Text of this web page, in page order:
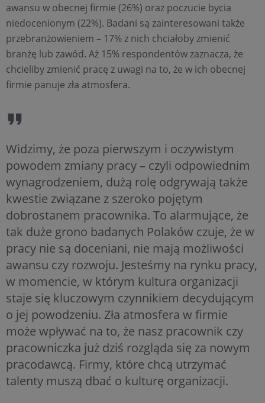
awansu w obecnej firmie (26%) oraz poczucie bycia
niedocenionym (22%). Badani są zainteresowani także
przebranżowieniem – 17% z nich chciałoby zmienić
branżę lub zawód. Aż 15% respondentów zaznacza, że
chcieliby zmienić pracę z uwagi na to, że w ich obecnej
firmie panuje zła atmosfera.
Widzimy, że poza pierwszym i oczywistym
powodem zmiany pracy – czyli odpowiednim
wynagrodzeniem, dużą rolę odgrywają także
kwestie związane z szeroko pojętym
dobrostanem pracownika. To alarmujące, że
tak duże grono badanych Polaków czuje, że w
pracy nie są doceniani, nie mają możliwości
awansu czy rozwoju. Jesteśmy na rynku pracy,
w momencie, w którym kultura organizacji
staje się kluczowym czynnikiem decydującym
o jej powodzeniu. Zła atmosfera w firmie
może wpływać na to, że nasz pracownik czy
pracowniczka już dziś rozgląda się za nowym
pracodawcą. Firmy, które chcą utrzymać
talenty muszą dbać o kulturę organizacji.